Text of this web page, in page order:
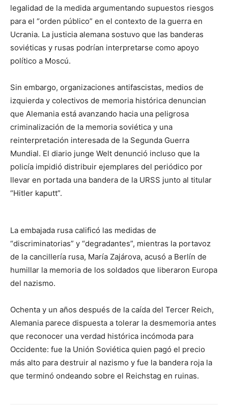
legalidad de la medida argumentando supuestos riesgos
para el “orden público” en el contexto de la guerra en
Ucrania. La justicia alemana sostuvo que las banderas
soviéticas y rusas podrían interpretarse como apoyo
político a Moscú.
Sin embargo, organizaciones antifascistas, medios de
izquierda y colectivos de memoria histórica denuncian
que Alemania está avanzando hacia una peligrosa
criminalización de la memoria soviética y una
reinterpretación interesada de la Segunda Guerra
Mundial. El diario junge Welt denunció incluso que la
policía impidió distribuir ejemplares del periódico por
llevar en portada una bandera de la URSS junto al titular
“Hitler kaputt”.
La embajada rusa calificó las medidas de
“discriminatorias” y “degradantes”, mientras la portavoz
de la cancillería rusa, María Zajárova, acusó a Berlín de
humillar la memoria de los soldados que liberaron Europa
del nazismo.
Ochenta y un años después de la caída del Tercer Reich,
Alemania parece dispuesta a tolerar la desmemoria antes
que reconocer una verdad histórica incómoda para
Occidente: fue la Unión Soviética quien pagó el precio
más alto para destruir al nazismo y fue la bandera roja la
que terminó ondeando sobre el Reichstag en ruinas.